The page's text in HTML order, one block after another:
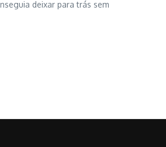
deixar para trás sem